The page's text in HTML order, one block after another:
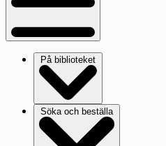
På biblioteket
Söka och beställa